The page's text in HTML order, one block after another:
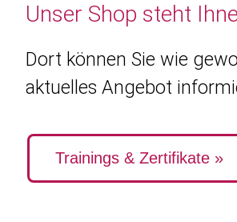
Unser Shop steht
Dort können Sie wie
aktuelles Angebot
Trainings & Zertifikate »